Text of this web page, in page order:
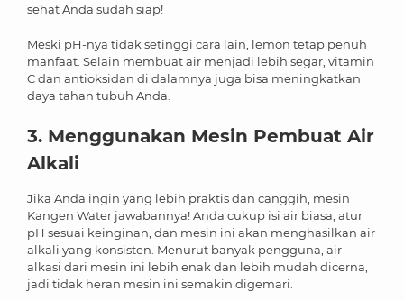
sehat Anda sudah siap!
Meski pH-nya tidak setinggi cara lain, lemon tetap penuh
manfaat. Selain membuat air menjadi lebih segar, vitamin
C dan antioksidan di dalamnya juga bisa meningkatkan
daya tahan tubuh Anda.
3. Menggunakan Mesin Pembuat Air
Alkali
Jika Anda ingin yang lebih praktis dan canggih, mesin
Kangen Water jawabannya! Anda cukup isi air biasa, atur
pH sesuai keinginan, dan mesin ini akan menghasilkan air
alkali yang konsisten. Menurut banyak pengguna, air
alkasi dari mesin ini lebih enak dan lebih mudah dicerna,
jadi tidak heran mesin ini semakin digemari.